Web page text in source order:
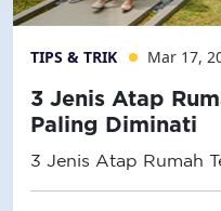
TIPS & TRIK Mar 17,
3 Jenis Atap
Paling Diminati
3 Jenis Atap Rumah